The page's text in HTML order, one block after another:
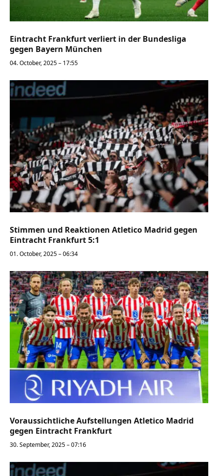
Eintracht Frankfurt verliert in der Bundesliga
gegen Bayern München
04. October, 2025 – 17:55
Stimmen und Reaktionen Atletico Madrid gegen
Eintracht Frankfurt 5:1
01. October, 2025 – 06:34
Voraussichtliche Aufstellungen Atletico Madrid
gegen Eintracht Frankfurt
30. September, 2025 – 07:16